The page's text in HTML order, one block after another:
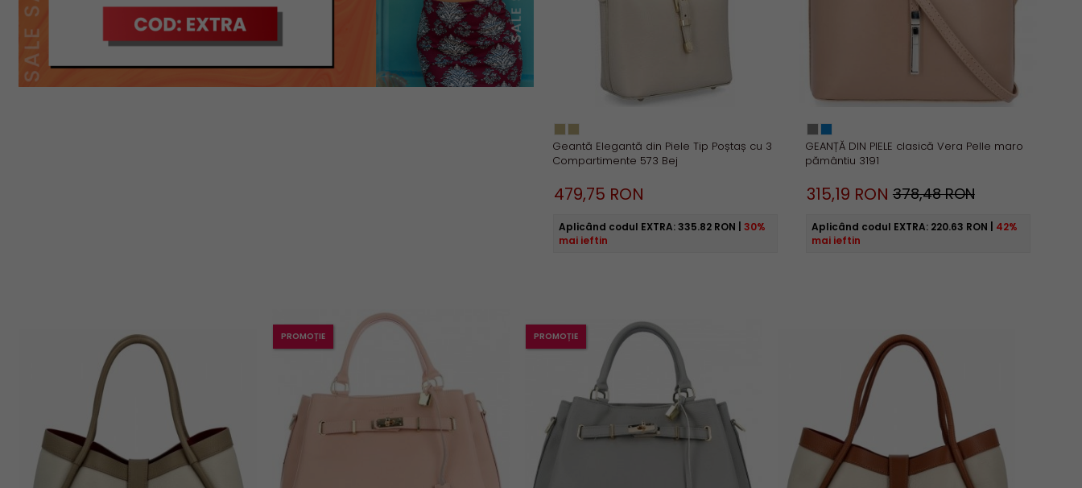
Geantă Elegantă din Piele Tip Poștaș cu 3
Compartimente 573 Bej
479,75 RON
Aplicând codul EXTRA:335.82 RON
30%
mai ieftin
GEANȚĂ DIN PIELE clasică Vera Pelle maro
pământiu 3191
315,19 RON 378,48 RON
Aplicând codul EXTRA: 220.63 RON
42%
mai ieftin
PROMOȚIE PROMOȚIE